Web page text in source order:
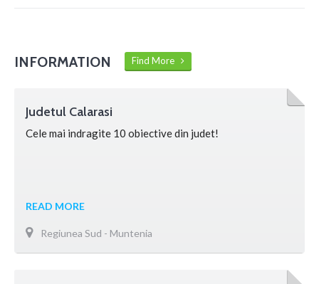
INFORMATION Find More
Judetul Calarasi
Cele mai indragite 10 obiective din judet!
READ MORE
Regiunea Sud - Muntenia